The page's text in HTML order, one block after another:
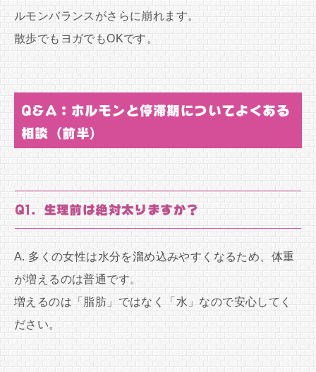
ルモンバランスがさらに崩れます。
散歩でもヨガでもOKです。
Q&A：ホルモンと停滞期についてよくある
相談（前半）
Q1. 生理前は絶対太りますか？
A. 多くの女性は水分を溜め込みやすくなるため、体重
が増えるのは普通です。
増えるのは「脂肪」ではなく「水」なので安心してく
ださい。